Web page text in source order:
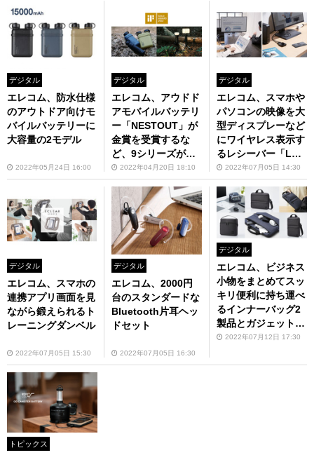
デジタル
エレコム、防水仕様
のアウトドア向けモ
バイルバッテリーに
大容量の2モデル
2022年05月24日 16:00
デジタル
エレコム、アウドド
アモバイルバッテリ
ー「NESTOUT」が
金賞を受賞するな
ど、9シリーズが「i
Fデザインアワード
2022」を受賞
2022年04月20日 18:10
デジタル
エレコム、スマホや
パソコンの映像を大
型ディスプレーなど
にワイヤレス表示す
るレシーバー「LDT
-MRC03」を7月上
旬に発売
2022年07月05日 14:30
デジタル
エレコム、スマホの
連携アプリ画面を見
ながら鍛えられるト
レーニングダンベル
2022年07月05日 15:30
デジタル
エレコム、2000円
台のスタンダードな
Bluetooth片耳ヘッ
ドセット
2022年07月05日 16:30
デジタル
エレコム、ビジネス
小物をまとめてスッ
キリ便利に持ち運べ
るインナーバッグ2
製品とガジェットポ
ーチ1製品を7月下旬
2022年07月12日 17:30
トピックス